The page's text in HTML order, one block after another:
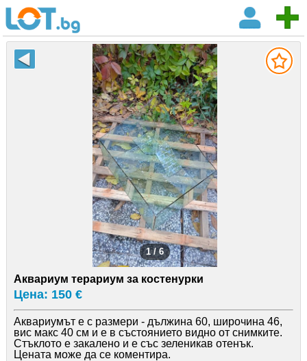
1 / 6
Аквариум терариум за костенурки
Цена: 150 €
Аквариумът е с размери - дължина 60, широчина 46,
вис макс 40 см и е в състоянието видно от снимките.
Стъклото е закалено и е със зеленикав отенък.
Цената може да се коментира.